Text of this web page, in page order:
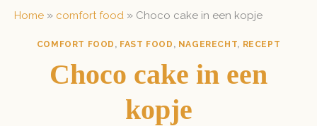
Home » comfort food » Choco cake in een kopje
COMFORT FOOD , FAST FOOD , NAGERECHT, RECEPT
Choco cake in een
kopje